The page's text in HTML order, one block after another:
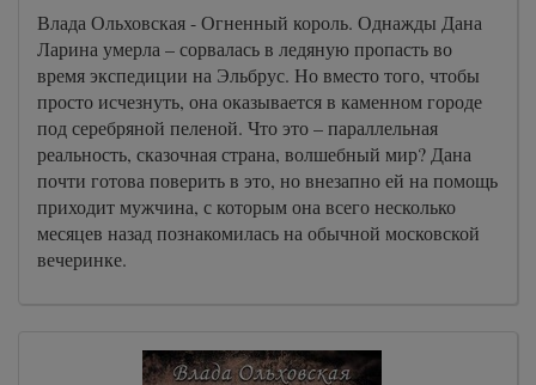
Влада Ольховская - Огненный король. Однажды Дана
Ларина умерла – сорвалась в ледяную пропасть во
время экспедиции на Эльбрус. Но вместо того, чтобы
просто исчезнуть, она оказывается в каменном городе
под серебряной пеленой. Что это – параллельная
реальность, сказочная страна, волшебный мир? Дана
почти готова поверить в это, но внезапно ей на помощь
приходит мужчина, с которым она всего несколько
месяцев назад познакомилась на обычной московской
вечеринке.